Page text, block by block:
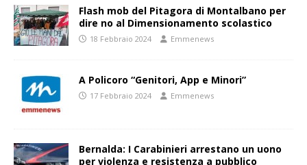
Flash mob del Pitagora di Montalbano per
dire no al Dimensionamento scolastico
18 Febbraio 2024 Emmenews
A Policoro “Genitori, App e Minori”
17 Febbraio 2024 Emmenews
Bernalda: I Carabinieri arrestano un uono
per violenza e resistenza a pubblico